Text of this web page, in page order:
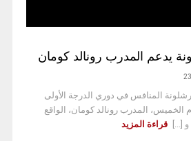
يدعم المدرب رونالد كومان
المنافس في دوري الدرجة الأولى
الخميس، المدرب رونالد كومان، الواقع
[...]
قراءة المزيد